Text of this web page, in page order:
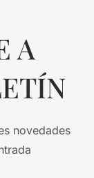
A
novedades